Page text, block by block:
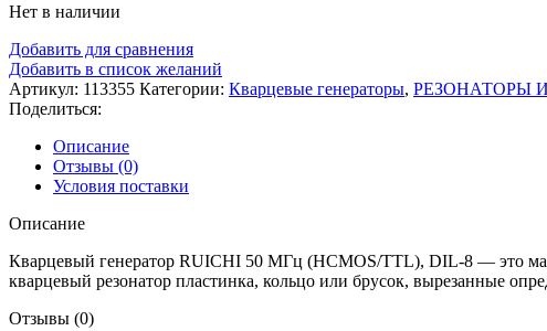
Нет в наличии
Добавить для сравнения
Добавить в список желаний
Артикул: 113355 Категории: Кварцевые генераторы, РЕЗОНАТОРЫ
Поделиться:
Описание
Отзывы (0)
Условия поставки
Описание
Кварцевый генератор RUICHI 50 МГц (HCMOS/TTL), DIL-8 — это
кварцевый резонатор пластинка, кольцо или брусок, вырезанные
Отзывы (0)